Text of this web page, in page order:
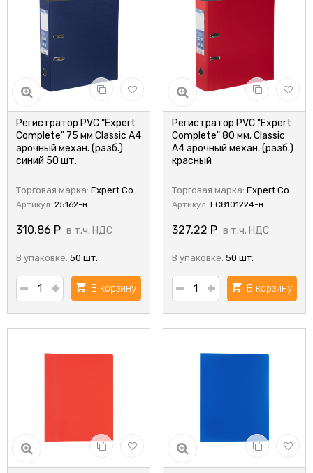
Регистратор PVC "Expert
Complete" 75 мм Classic A4
арочный механ. (разб.)
синий 50 шт.
Торговая марка: Expert Complete
Артикул: 25162-н
310,86 Р в т.ч. НДС
В упаковке: 50 шт.
В корзину
Регистратор PVC "Expert
Complete" 80 мм. Classic
A4 арочный механ. (разб.)
красный
Торговая марка: Expert Complete
Артикул: EC8101224-н
327,22 Р в т.ч. НДС
В упаковке: 50 шт.
В корзину